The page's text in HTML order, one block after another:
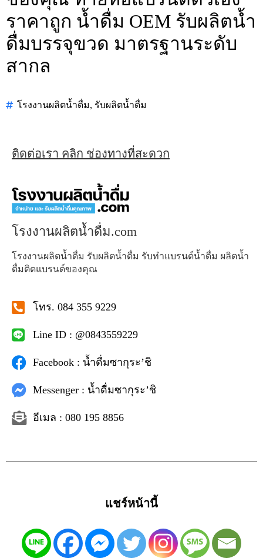
ราคาถูก น้ำดื่ม OEM รับผลิตน้ำ
ดื่มบรรจุขวด มาตรฐานระดับ
สากล
โรงงานผลิตน้ำดื่ม, รับผลิตน้ำดื่ม
ติดต่อเรา คลิก ช่องทางที่สะดวก
โรงงานผลิตน้ำดื่ม.com
โรงงานผลิตน้ำดื่ม รับผลิตน้ำดื่ม รับทำแบรนด์น้ำดื่ม ผลิตน้ำ
ดื่มติดแบรนด์ของคุณ
โทร. 084 355 9229
Line ID : @0843559229
Facebook : น้ำดื่มซากุระ’ชิ
Messenger : น้ำดื่มซากุระ’ชิ
อีเมล : 080 195 8856
แชร์หน้านี้